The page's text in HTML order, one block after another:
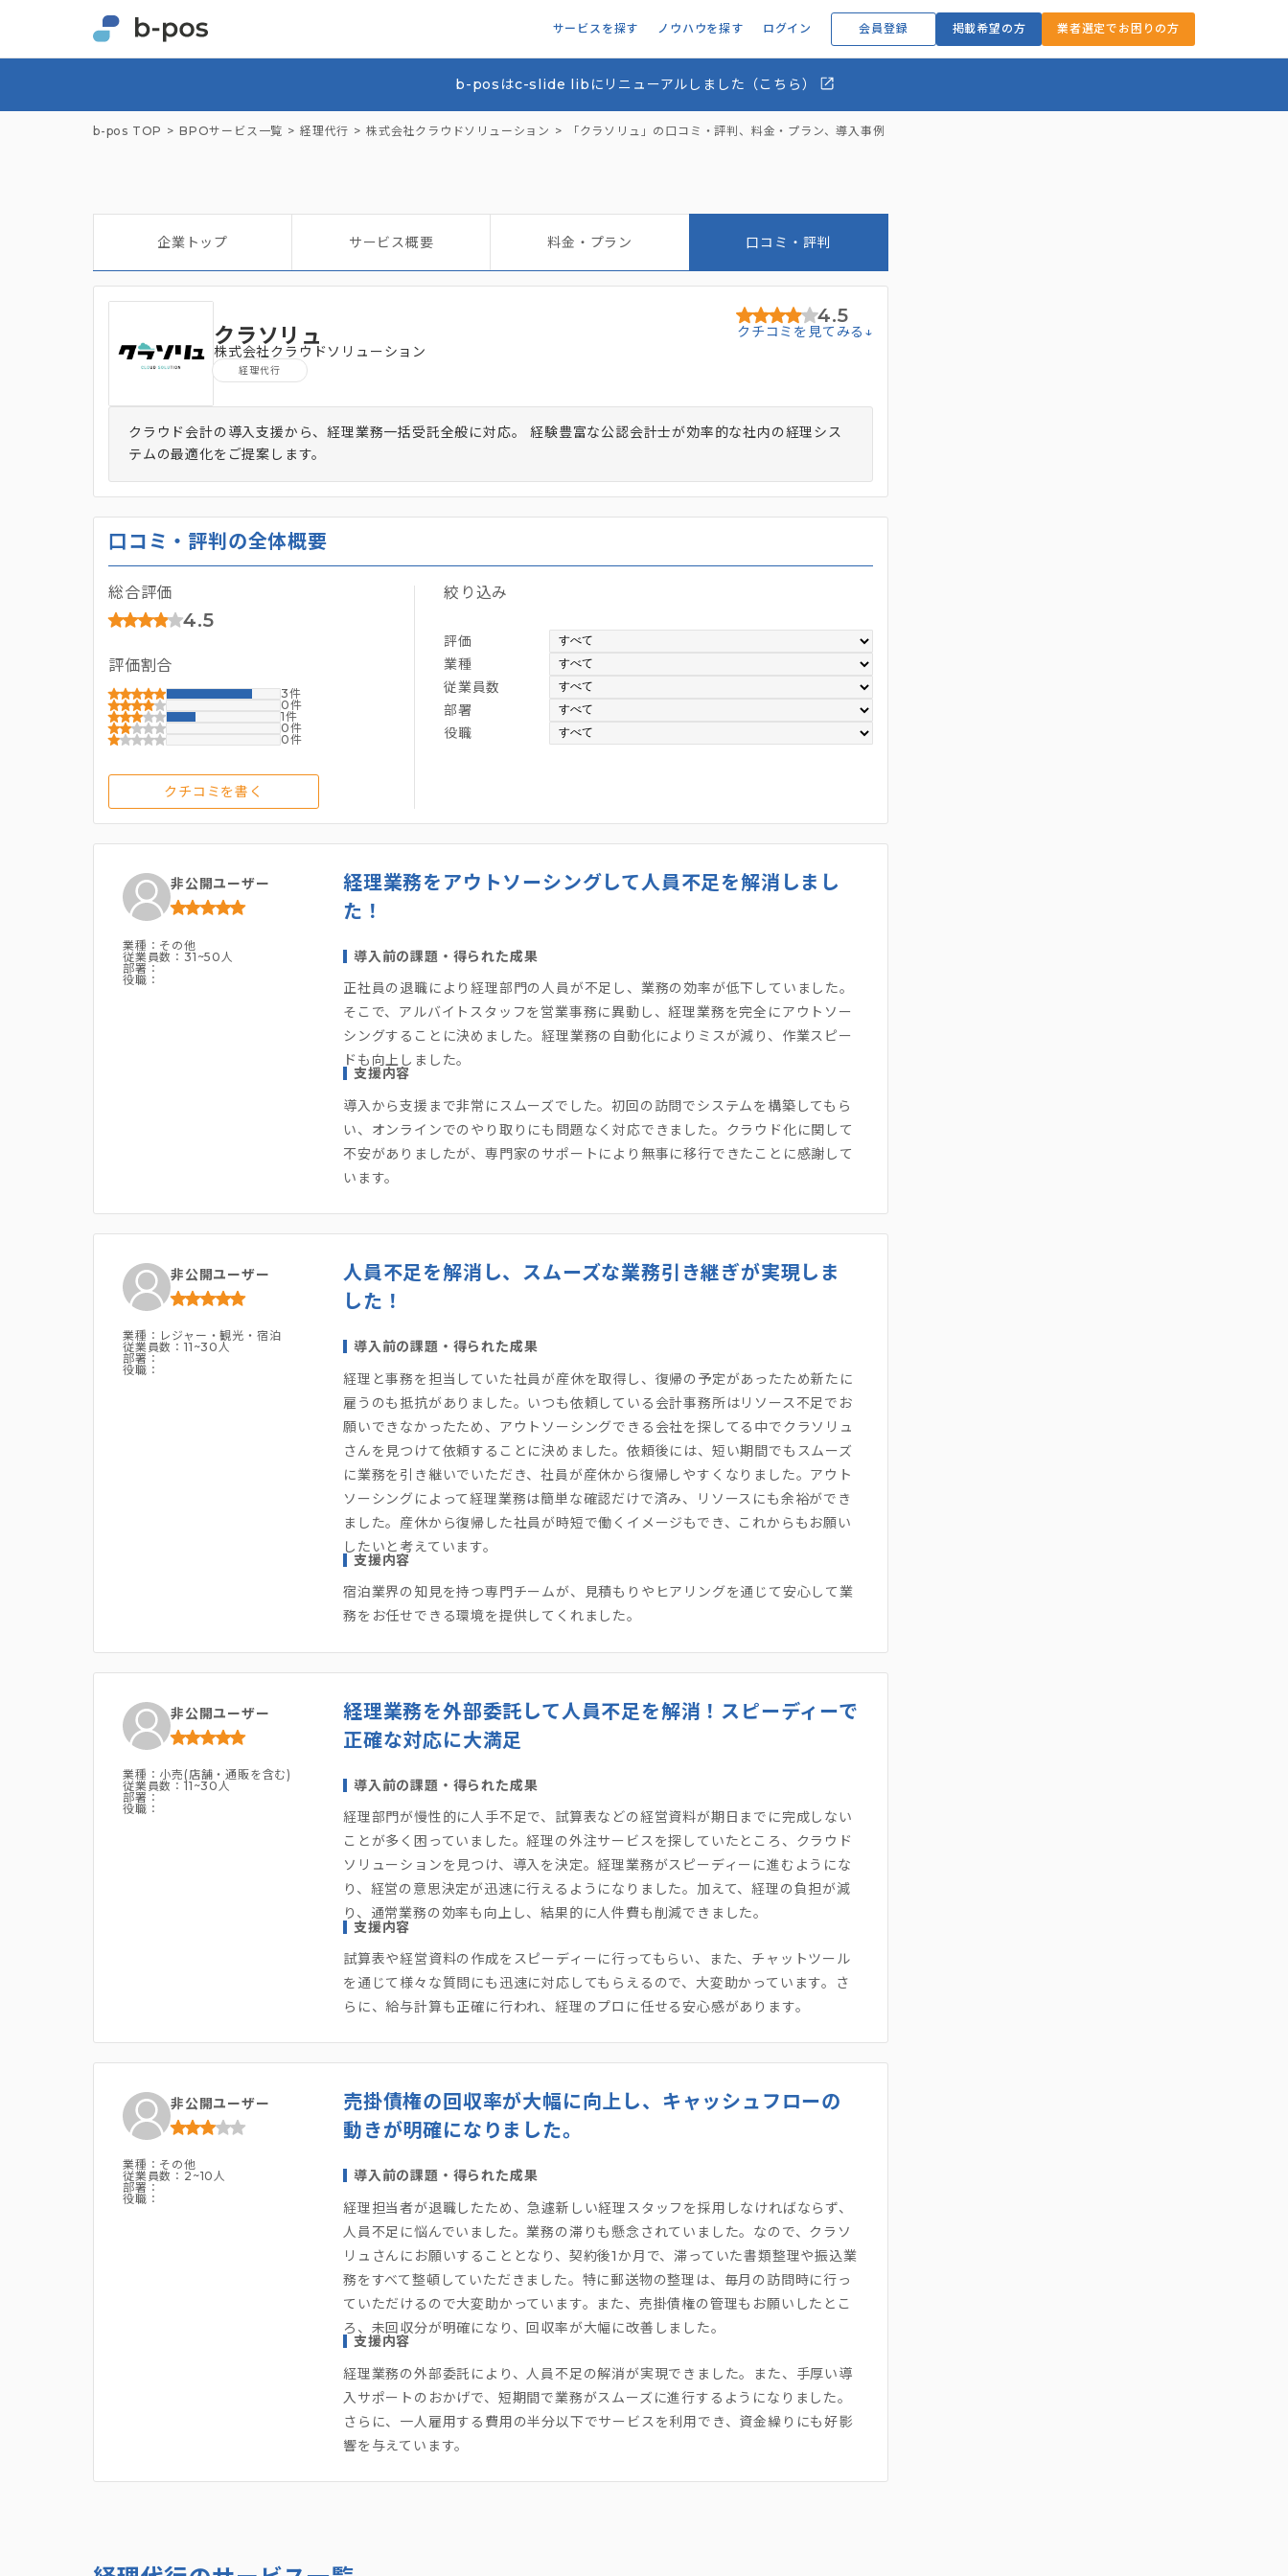
サービスを探す ノウハウを探す ログイン 会員登録 掲載希望の方 業者選定でお困りの方
b-posはc-slide libにリニューアルしました（こちら）
b-pos TOP BPOサービス一覧 経理代行 株式会社クラウドソリューション 「クラソリュ」の口コミ・評判、料金・プラン、導入事例
企業トップ サービス概要 料金・プラン 口コミ・評判
クラソリュ
株式会社クラウドソリューション
経理代行
4.5
クチコミを見てみる↓
クラウド会計の導入支援から、経理業務一括受託全般に対応。 経験豊富な公認会計士が効率的な社内の経理シス
テムの最適化をご提案します。
口コミ・評判の全体概要
総合評価
4.5
評価割合
3
0
1
0
0
クチコミを書く
絞り込み
評価
業種
従業員数
部署
役職
非公開ユーザー
業種：その他
従業員数：31~50人
部署：
役職：
経理業務をアウトソーシングして人員不足を解消しまし
た！
導入前の課題・得られた成果
正社員の退職により経理部門の人員が不足し、業務の効率が低下していました。
そこで、アルバイトスタッフを営業事務に異動し、経理業務を完全にアウトソー
シングすることに決めました。経理業務の自動化によりミスが減り、作業スピー
ドも向上しました。
支援内容
導入から支援まで非常にスムーズでした。初回の訪問でシステムを構築してもら
い、オンラインでのやり取りにも問題なく対応できました。クラウド化に関して
不安がありましたが、専門家のサポートにより無事に移行できたことに感謝して
います。
非公開ユーザー
業種：レジャー・観光・宿泊
従業員数：11~30人
部署：
役職：
人員不足を解消し、スムーズな業務引き継ぎが実現しま
した！
導入前の課題・得られた成果
経理と事務を担当していた社員が産休を取得し、復帰の予定があったため新たに
雇うのも抵抗がありました。いつも依頼している会計事務所はリソース不足でお
願いできなかったため、アウトソーシングできる会社を探してる中でクラソリュ
さんを見つけて依頼することに決めました。依頼後には、短い期間でもスムーズ
に業務を引き継いでいただき、社員が産休から復帰しやすくなりました。アウト
ソーシングによって経理業務は簡単な確認だけで済み、リソースにも余裕ができ
ました。産休から復帰した社員が時短で働くイメージもでき、これからもお願い
したいと考えています。
支援内容
宿泊業界の知見を持つ専門チームが、見積もりやヒアリングを通じて安心して業
務をお任せできる環境を提供してくれました。
非公開ユーザー
業種：小売(店舗・通販を含む)
従業員数：11~30人
部署：
役職：
経理業務を外部委託して人員不足を解消！スピーディーで
正確な対応に大満足
導入前の課題・得られた成果
経理部門が慢性的に人手不足で、試算表などの経営資料が期日までに完成しない
ことが多く困っていました。経理の外注サービスを探していたところ、クラウド
ソリューションを見つけ、導入を決定。経理業務がスピーディーに進むようにな
り、経営の意思決定が迅速に行えるようになりました。加えて、経理の負担が減
り、通常業務の効率も向上し、結果的に人件費も削減できました。
支援内容
試算表や経営資料の作成をスピーディーに行ってもらい、また、チャットツール
を通じて様々な質問にも迅速に対応してもらえるので、大変助かっています。さ
らに、給与計算も正確に行われ、経理のプロに任せる安心感があります。
非公開ユーザー
業種：その他
従業員数：2~10人
部署：
役職：
売掛債権の回収率が大幅に向上し、キャッシュフローの
動きが明確になりました。
導入前の課題・得られた成果
経理担当者が退職したため、急遽新しい経理スタッフを採用しなければならず、
人員不足に悩んでいました。業務の滞りも懸念されていました。なので、クラソ
リュさんにお願いすることとなり、契約後1か月で、滞っていた書類整理や振込業
務をすべて整頓していただきました。特に郵送物の整理は、毎月の訪問時に行っ
ていただけるので大変助かっています。また、売掛債権の管理もお願いしたとこ
ろ、未回収分が明確になり、回収率が大幅に改善しました。
支援内容
経理業務の外部委託により、人員不足の解消が実現できました。また、手厚い導
入サポートのおかげで、短期間で業務がスムーズに進行するようになりました。
さらに、一人雇用する費用の半分以下でサービスを利用でき、資金繰りにも好影
響を与えています。